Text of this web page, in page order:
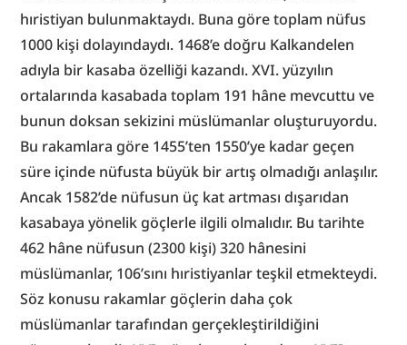
hıristiyan bulunmaktaydı. Buna göre toplam nüfus
1000 kişi dolayındaydı. 1468’e doğru Kalkandelen
adıyla bir kasaba özelliği kazandı. XVI. yüzyılın
ortalarında kasabada toplam 191 hâne mevcuttu ve
bunun doksan sekizini müslümanlar oluşturuyordu.
Bu rakamlara göre 1455’ten 1550’ye kadar geçen
süre içinde nüfusta büyük bir artış olmadığı anlaşılır.
Ancak 1582’de nüfusun üç kat artması dışarıdan
kasabaya yönelik göçlerle ilgili olmalıdır. Bu tarihte
462 hâne nüfusun (2300 kişi) 320 hânesini
müslümanlar, 106’sını hıristiyanlar teşkil etmekteydi.
Söz konusu rakamlar göçlerin daha çok
müslümanlar tarafından gerçekleştirildiğini